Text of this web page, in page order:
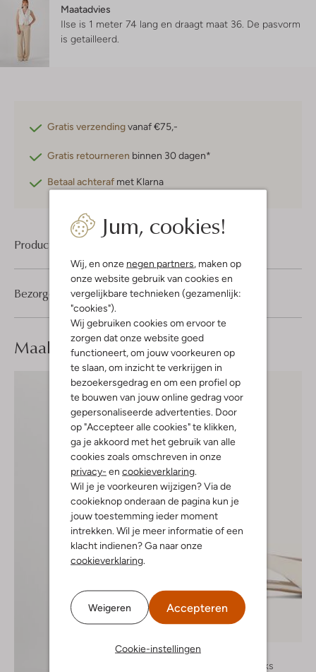
Jum, cookies!
Wij, en onze negen partners, maken op
onze website gebruik van cookies en
vergelijkbare technieken (gezamenlijk:
"cookies").
Wij gebruiken cookies om ervoor te
zorgen dat onze website goed
functioneert, om jouw voorkeuren op
te slaan, om inzicht te verkrijgen in
bezoekersgedrag en om een profiel op
te bouwen van jouw online gedrag voor
gepersonaliseerde advertenties. Door
op "Accepteer alle cookies" te klikken,
ga je akkoord met het gebruik van alle
cookies zoals omschreven in onze
privacy- en cookieverklaring.
Wil je je voorkeuren wijzigen? Via de
cookieknop onderaan de pagina kun je
jouw toestemming ieder moment
intrekken. Wil je meer informatie of een
klacht indienen? Ga naar onze
cookieverklaring.
Weigeren Accepteren
Cookie-instellingen
Maatadvies
Ilse is 1 meter 74 lang en draagt maat 36. De pasvorm
is getailleerd
Gratis verzendingvanaf €75,-
Gratis retourneren binnen 30 dagen*
Betaal achteraf met Klarna
Product informatie
Bezorgen & retourneren
Maak jelook compleet
Slingbacks